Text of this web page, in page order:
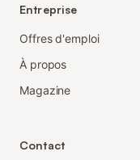
Entreprise
Offres d'emploi
À propos
Magazine
Contact